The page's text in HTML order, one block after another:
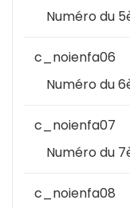
Numéro du
c_noienfa06
Numéro du
c_noienfa07
Numéro du
c_noienfa08